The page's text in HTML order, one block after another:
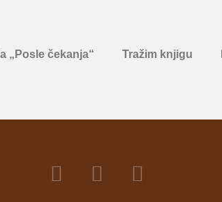
„Posle čekanja“ Tražim knjigu